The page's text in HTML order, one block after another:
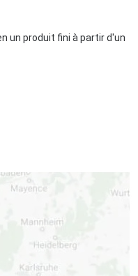
un produit fini à partir d'un